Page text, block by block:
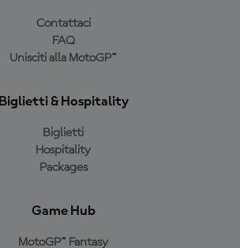
Contattaci
FAQ
Unisciti alla MotoGP™
Biglietti & Hospitality
Biglietti
Hospitality
Packages
Game Hub
MotoGP™ Fantasy